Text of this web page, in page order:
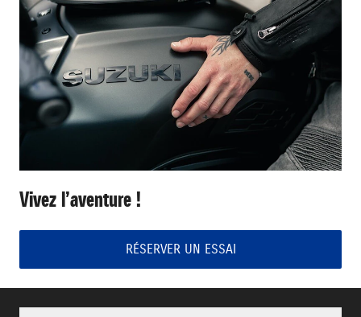
Vivez l’aventure !
RÉSERVER UN ESSAI